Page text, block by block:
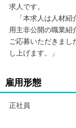
求人です。
「本求人は人材紹
用主非公開の職業紹
ご応募いただきま
し上げます。」
雇用形態
正社員